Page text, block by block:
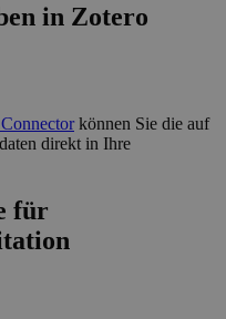
können Sie die auf
direkt in Ihre
für